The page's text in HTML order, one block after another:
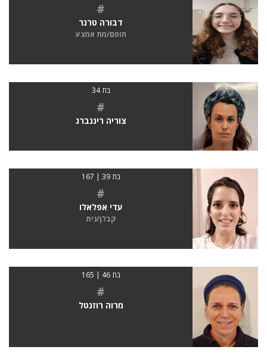
#
דבורה טרנר
חוסם/מת אמצע
בת 34
#
צוריה ריננברג
בת 39 | 167
#
עדי אפלאלו
קבלן/נית
בת 46 | 165
#
מרוה רוזנטל